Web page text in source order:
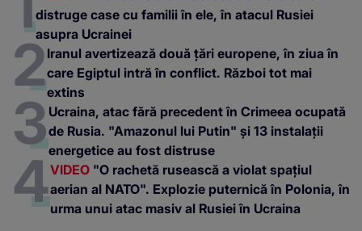
distruge case cu familii în ele, în atacul Rusiei
asupra Ucrainei
Iranul avertizează două țări europene, în ziua în
care Egiptul intră în conflict. Război tot mai
extins
Ucraina, atac fără precedent în Crimeea ocupată
de Rusia. "Amazonul lui Putin" și 13 instalații
energetice au fost distruse
VIDEO "O rachetă rusească a violat spațiul
aerian al NATO". Explozie puternică în Polonia, în
urma unui atac masiv al Rusiei în Ucraina